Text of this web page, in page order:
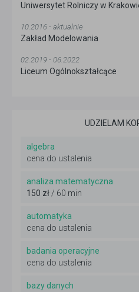
Uniwersytet Rolniczy w
10.2016 - aktualnie
Zakład Modelowania
02.2019 - 06.2022
Liceum Ogólnokształcące
UDZIELAM
algebra
cena do ustalenia
analiza matematyczna
150 zł / 60 min
automatyka
cena do ustalenia
badania operacyjne
cena do ustalenia
bazy danych